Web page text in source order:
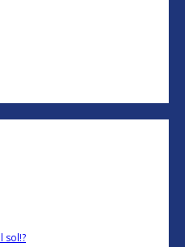
sol!?